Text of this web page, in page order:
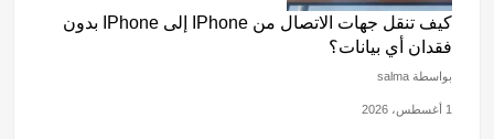
كيف تنقل جهات الاتصال من IPhone إلى IPhone بدون
فقدان أي بيانات؟
بواسطة salma
1 أغسطس، 2026